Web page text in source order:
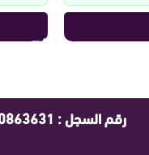
رقم السجل : 1010863631